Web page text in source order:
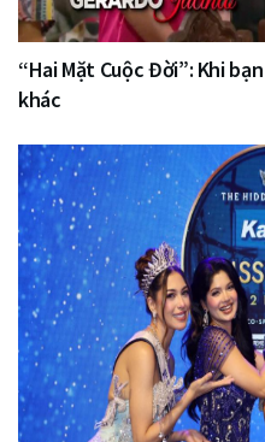
“Hai Mặt Cuộc Đời”: Khi
khác